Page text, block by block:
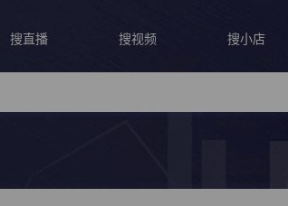
搜直播 搜视频 搜小店